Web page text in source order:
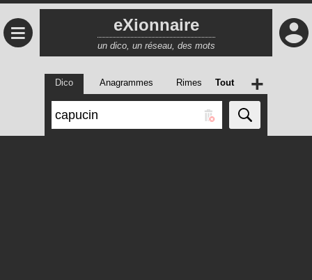
≡ eXionnaire
un dico, un réseau, des mots
Dico Anagrammes Rimes Tout +